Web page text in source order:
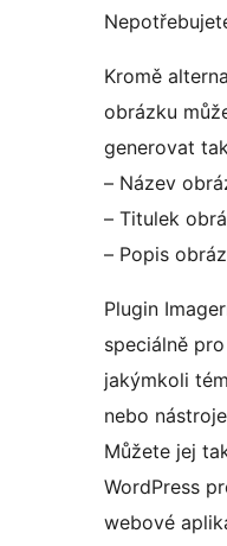
Kromě
obrázku
generovat
– Název
– Titulek
– Popis
Plugin
speciálně
jakýmkoli
nebo
Můžete jej
WordPress
webové